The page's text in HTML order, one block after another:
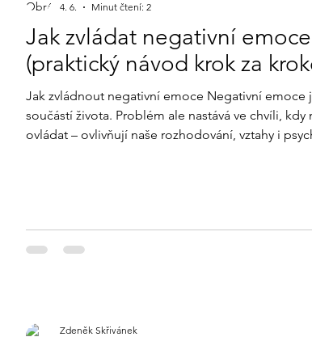
Jak zvládat negativní emoce
(praktický návod krok za
Jak zvládnout negativní emoce Negativní emoce
součástí života. Problém ale nastává ve chvíli, kdy
ovládat – ovlivňují naše rozhodování, vztahy i
emoce? Negativní emoce (stres, vztek
4. 6.
Minut čtení: 2
Zdeněk Skřivánek